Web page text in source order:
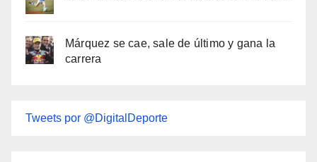
Márquez se cae, sale de último y gana la
carrera
Tweets por @DigitalDeporte